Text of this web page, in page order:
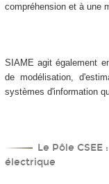
compréhension et à une
SIAME agit également
de modélisation,
systèmes d'information
Le Pôle
électrique